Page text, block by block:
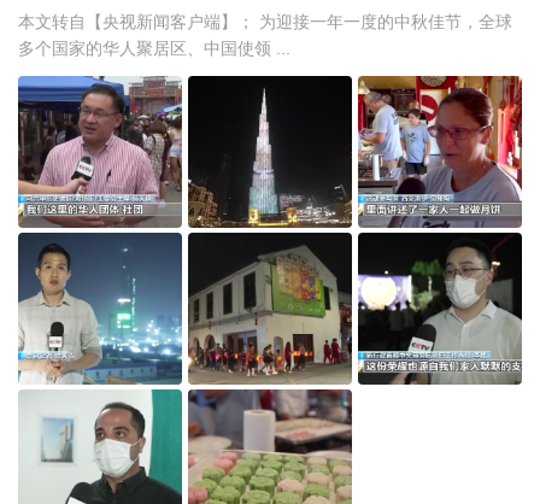
本文转自【央视新闻客户端】； 为迎接一年一度的中秋佳节，全球
多个国家的华人聚居区、中国使领 ...